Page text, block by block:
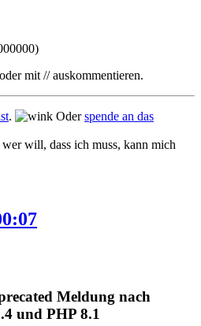
mit // auskommentieren.
. Oderspende an das
will, dass ich muss, kann mich
Meldung nach
und PHP 8.1